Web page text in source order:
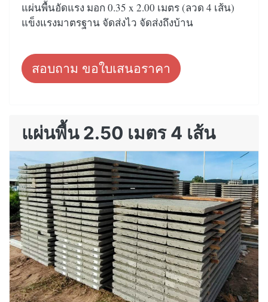
แผ่นพื้นอัดแรง มอก 0.35 x 2.00 เมตร (ลวด 4 เส้น)
แข็งแรงมาตรฐาน จัดส่งไว จัดส่งถึงบ้าน
สอบถาม ขอใบเสนอราคา
แผ่นพื้น 2.50 เมตร 4 เส้น